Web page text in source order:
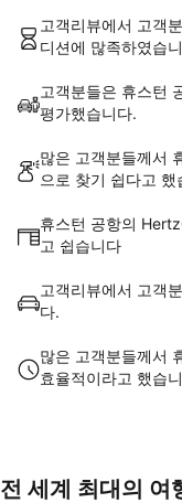
고객리뷰에서 고객
디션에 많족하였습
고객분들은 휴스턴
평가했습니다.
많은 고객분들께서
으로 찾기 쉽다고 했
휴스턴 공항의
고 쉽습니다
고객리뷰에서 고객
다.
많은 고객분들께서
효율적이라고 했습
전 세계 최대의 여